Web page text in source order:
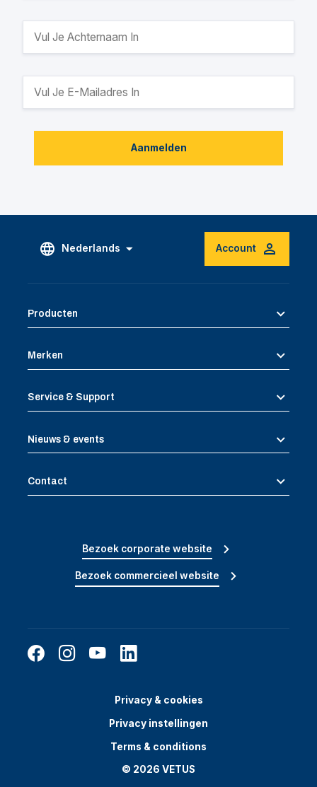
Aanmelden
Nederlands Account
Producten
Merken
Service & Support
Nieuws & events
Contact
Bezoek corporate website
Bezoek commercieel website
Privacy & cookies
Privacy instellingen
Terms & conditions
© 2026 VETUS